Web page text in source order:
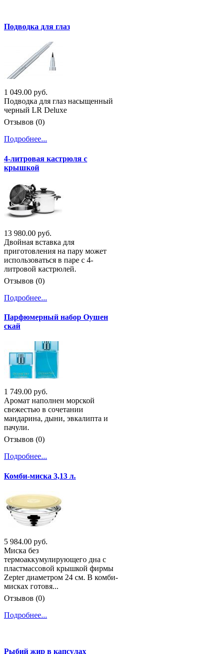
Подводка для глаз
1 049.00 руб.
Подводка для глаз насыщенный
черный LR Deluxe
Отзывов (0)
Подробнее...
4-литровая кастрюля с
крышкой
13 980.00 руб.
Двойная вставка для
приготовления на пару может
использоваться в паре с 4-
литровой кастрюлей.
Отзывов (0)
Подробнее...
Парфюмерный набор Оушен
скай
1 749.00 руб.
Аромат наполнен морской
свежестью в сочетании
мандарина, дыни, эвкалипта и
пачули.
Отзывов (0)
Подробнее...
Комби-миска 3,13 л.
5 984.00 руб.
Миска без
термоаккумулирующего дна с
пластмассовой крышкой фирмы
Zepter диаметром 24 см. В комби-
мисках готовя...
Отзывов (0)
Подробнее...
Рыбий жир в капсулах